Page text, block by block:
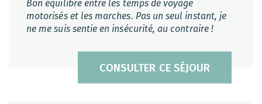
CONSULTER CE SÉJOUR
Bon équilibre entre les temps de voyage
motorisés et les marches. Pas un seul instant, je
ne me suis sentie en insécurité, au contraire !